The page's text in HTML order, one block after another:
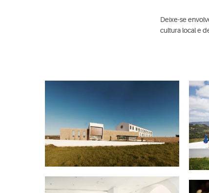
Deixe-se
cultura local e